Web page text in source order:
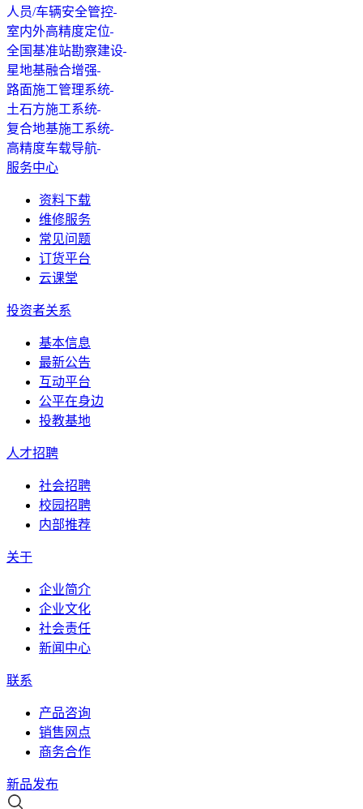
人员/车辆安全管控
室内外高精度定位
全国基准站勘察建设
星地基融合增强
路面施工管理系统
土石方施工系统
复合地基施工系统
高精度车载导航
服务中心
资料下载
维修服务
常见问题
订货平台
云课堂
投资者关系
基本信息
最新公告
互动平台
公平在身边
投教基地
人才招聘
社会招聘
校园招聘
内部推荐
关于
企业简介
企业文化
社会责任
新闻中心
联系
产品咨询
销售网点
商务合作
新品发布